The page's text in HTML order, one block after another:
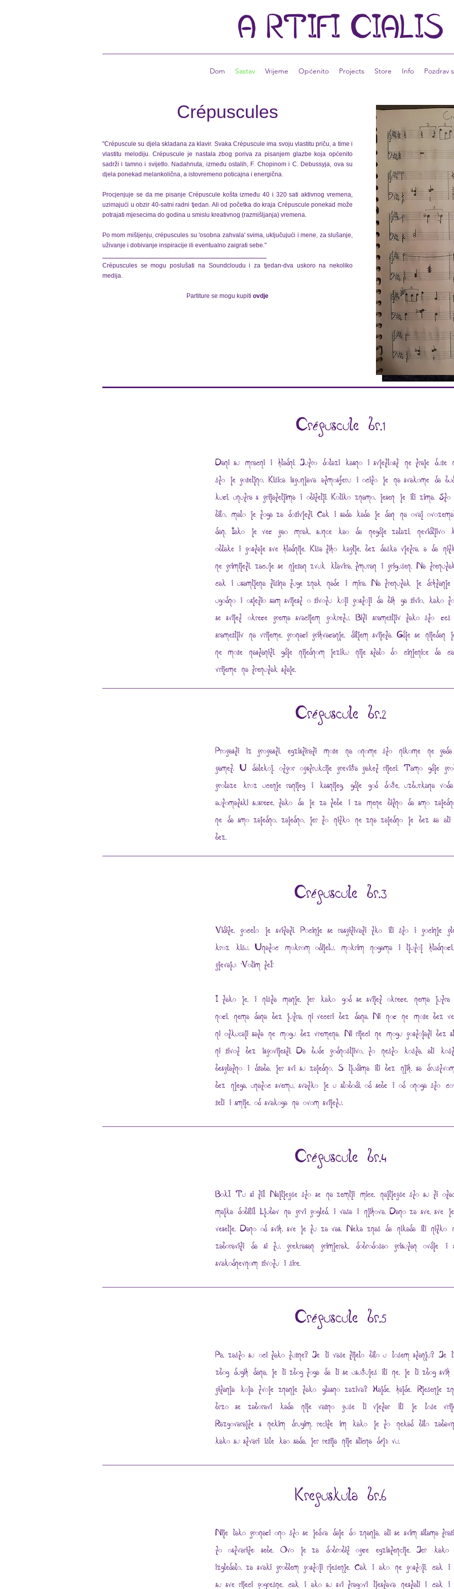
A RTIFI CIALIS
Dom Sastav Vrijeme Općenito Projects Store Info Pozdrav
Crépuscules
"Crépuscule su djela skladana za klavir. Svaka Crépuscule ima svoju vlastitu priču, a time i
vlastitu melodiju. Crépuscule je nastala zbog poriva za pisanjem glazbe koja općenito
sadrži i tamno i svijetlo. Nadahnuta, između ostalih, F. Chopinom i C. Debussyja, ova su
djela ponekad melankolična, a istovremeno poticajna i energična.
Procjenjuje se da me pisanje Crépuscule košta između 40 i 320 sati aktivnog vremena,
uzimajući u obzir 40-satni radni tjedan. Ali od početka do kraja Crépuscule ponekad može
potrajati mjesecima do godina u smislu kreativnog (razmišljanja) vremena.
Po mom mišljenju, crépuscules su 'osobna zahvala' svima, uključujući i mene, za slušanje,
uživanje i dobivanje inspiracije ili eventualno zaigrati sebe."
Crépuscules se mogu poslušati na Soundcloudu i za tjedan-dva uskoro na nekoliko
medija.
Partiture se mogu kupiti ovdje
Crépuscule br.1
Dani su mračni i hladni. Jutro dolazi kasno i svjetlost ne traje duže
što je poželjno. Kišica ispunjava atmosferu i očito je na svakome da
kući, unutra s prijateljima i obitelji. Koliko znamo, jesen je ili zima. Što
bilo, malo je toga za doživjeti. Čak i sada kada je dan na ovaj
dan. Iako je već pao mrak, sunce kao da negdje zalazi, nevidljivo
oblake i postaje sve hladnije. Kiša tiho kaplje, bez daška vjetra, a da
ne primijeti, začuje se nježan zvuk klavira, tmuran i prigušen. Na
čak i usamljena tišina tuge znak nade i mira. Na trenutak je drhtanje
ugodno i osjetio sam svijest o životu koji postoji da bih ga živio, kako
se svijet okreće prema svačijem pokretu. Biti sramežljiv tako što
sramežljiv na vrijeme, pronaći prihvaćanje, diljem svijeta. Gdje se nijedan
ne može nastaniti, gdje nijednom jeziku nije stalo do činjenice da
vrijeme na trenutak staje.
Crépuscule br.2
Propasti iz propasti, egzistirati može na onome što nikome ne
pamet. U dalekoj, otpor opstrukcije previđa paket riječi. Tamo gdje
prolaze kroz učenje ranijeg i kasnijeg, gdje god dođe, uzburkana
automatski susreće, tako da je za tebe i za mene bitno da smo
ne da smo zajedno, zajedno, jer to nitko ne zna zajedno je bez sa ali
bez.
Crépuscule br.3
Vidite, počelo je svitati. Počinje se raspitivati tko ili što i počinje
kroz kišu. Unatoč mokrom odijelu, mokrim nogama i ljutoj
pjevaju: "Volim te!"
I tako je, i ništa manje, jer kako god se svijet okreće, nema jutra
noći, nema dana bez jutra, ni večeri bez dana. Ni noć ne može bez
ni otkucaji sata ne mogu bez vremena. Ni riječi ne mogu postojati bez
ni život bez ispovijesti. Da bude podnošljivo, to nešto košta, ali
besplatno i džaba, jer svi su zajedno. S ljudima ili bez njih, sa
bez njega, unatoč svemu, svatko je u slobodi, od sebe i od onoga što
želi i smije, od svakoga na ovom svijetu.
Crépuscule br.4
Bok! Tu si ti! Najljepše što se na zemlji miče, najljepše što su ti
majka dobili! Ljubav na prvi pogled, i vaša i njihova. Dano za sve, sve
veselje. Dano od svih, sve je tu za vas. Neka znaš da nikada ili nitko
zaboraviti da si tu, prekrasan primjerak, dobrodošao prisutan ovdje i
svakodnevnom životu i šire.
Crépuscule br.5
Pa, zašto su oči tako tužne? Je li vaše tijelo bilo u lošem stanju? Je
zbog dugih dana, je li zbog toga da li se usuđuješ ili ne, je li zbog svih
pitanja koja tvoje znanje tako glasno zaziva? Hajde, hajde. Rješenje
brzo se zaboravi kada nije važno puše li vjetar ili je loše
Razgovarajte s nekim drugim, recite im kako je to nekad bilo
kako su stvari išle kao sada, jer režija nije slična déjà vu.
Krepuskula br.6
Nije lako pronaći ono što se jedva daje do znanja, ali se svim silama
to ostvarite: sebe. Ovo je za dobrobit opće egzistencije. Jer kako
izgledalo, za svaki problem postoji rješenje. Čak i ako ne postoji, čak i
su sve riječi pogrešne, čak i ako su svi tragovi ljestava nestali i čak i